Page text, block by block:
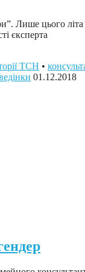
цього літа
єксперта
ТСН •
01.12.2018